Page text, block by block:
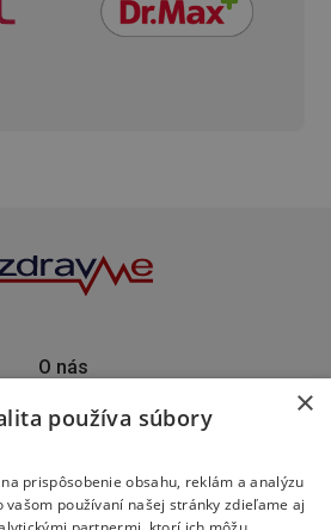
O nás
Predplatné
Podporte nás
×
používa súbory
prispôsobenie obsahu, reklám a analýzu
používaní našej stránky zdieľame aj